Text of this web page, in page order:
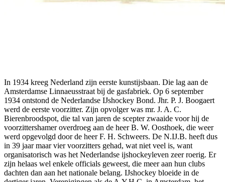
In 1934 kreeg Nederland zijn eerste kunstijsbaan. Die lag aan de
Amsterdamse Linnaeusstraat bij de gasfabriek. Op 6 september
1934 ontstond de Nederlandse IJshockey Bond. Jhr. P. J. Boogaert
werd de eerste voorzitter. Zijn opvolger was mr. J. A. C.
Bierenbroodspot, die tal van jaren de scepter zwaaide voor hij de
voorzittershamer overdroeg aan de heer B. W. Oosthoek, die weer
werd opgevolgd door de heer F. H. Schweers. De N.IJ.B. heeft dus
in 39 jaar maar vier voorzitters gehad, wat niet veel is, want
organisatorisch was het Nederlandse ijshockeyleven zeer roerig. Er
zijn helaas wel enkele officials geweest, die meer aan hun clubs
dachten dan aan het nationale belang. IJshockey bloeide in de